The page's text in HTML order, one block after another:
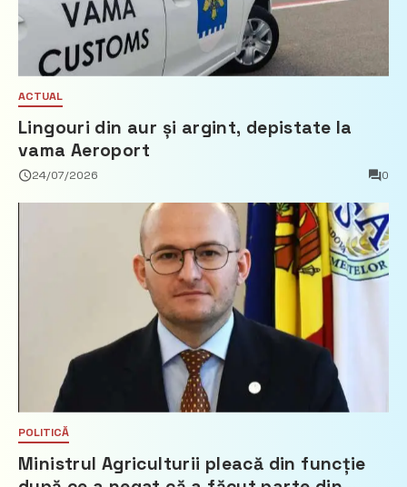
ACTUAL
Lingouri din aur și argint, depistate la
vama Aeroport
24/07/2026 0
POLITICĂ
Ministrul Agriculturii pleacă din funcție